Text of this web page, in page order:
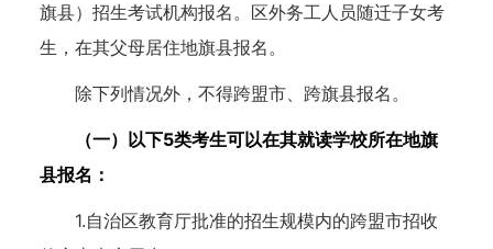
旗县）招生考试机构报名。区外务工人员随迁子女考
生，在其父母居住地旗县报名。
除下列情况外，不得跨盟市、跨旗县报名。
（一）以下5类考生可以在其就读学校所在地旗
县报名：
1.自治区教育厅批准的招生规模内的跨盟市招收